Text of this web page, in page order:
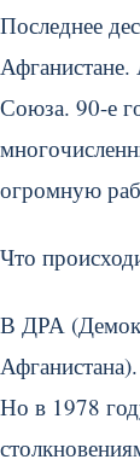
Последнее
Союза. 90-е
огромную
Что
В ДРА
Но в 1978